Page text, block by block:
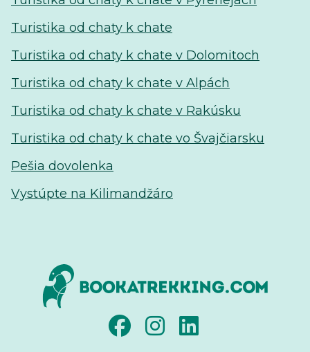
Turistika od chaty k chate
Turistika od chaty k chate v Dolomitoch
Turistika od chaty k chate v Alpách
Turistika od chaty k chate v Rakúsku
Turistika od chaty k chate vo Švajčiarsku
Pešia dovolenka
Vystúpte na Kilimandžáro